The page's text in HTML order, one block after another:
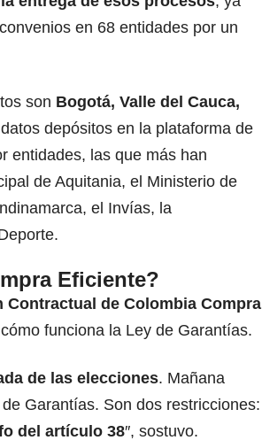
en 68 entidades por un
son Bogotá, Valle del Cauca,
depósitos en la plataforma de
entidades, las que más han
de Aquitania, el Ministerio de
el Invías, la
Eficiente?
Contractual de Colombia Compra
funciona la Ley de Garantías.
de las elecciones. Mañana
Garantías. Son dos restricciones:
del artículo 38″, sostuvo.